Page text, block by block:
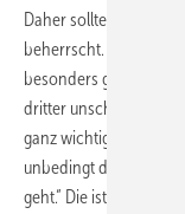
Daher sollte jeder das
beherrscht. So kennt
besonders gut mit
dritter unschlagbar bei
ganz wichtig findet:
unbedingt darauf
geht.“ Die ist